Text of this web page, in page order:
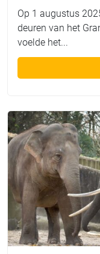
Op 1 augustus
deuren van het
voelde het...